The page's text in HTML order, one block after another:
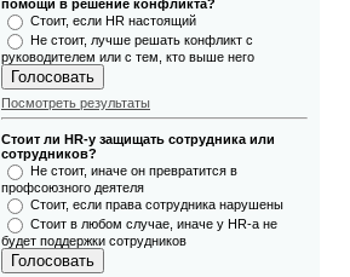
помощи в решение конфликта?
Стоит, если HR настоящий
Не стоит, лучше решать конфликт с
руководителем или с тем, кто выше него
Посмотреть результаты
Стоит ли HR-у защищать сотрудника или
сотрудников?
Не стоит, иначе он превратится в
профсоюзного деятеля
Стоит, если права сотрудника нарушены
Стоит в любом случае, иначе у HR-а не
будет поддержки сотрудников